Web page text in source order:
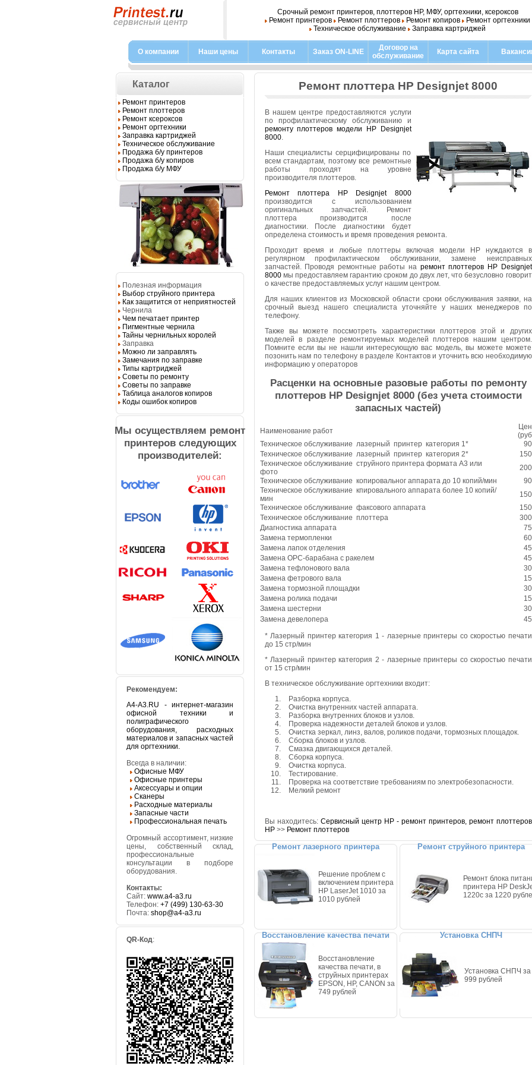
Срочный ремонт принтеров, плоттеров HP, МФУ, оргтехники, ксероксов
Ремонт принтеров
Ремонт плоттеров Ремонт копиров
Ремонт оргтехники
Техническое обслуживание
Заправка картриджей
О компании Наши цены Контакты Заказ ON-LINE
Договор на
обслуживание
Карта сайта
Каталог
Ремонт принтеров
Ремонт плоттеров
Ремонт ксероксов
Ремонт оргтехники
Заправка картриджей
Техническое обслуживание
Продажа б/у принтеров
Продажа б/у копиров
Продажа б/у МФУ
Полезная информация
Выбор струйного принтера
Как защитится от неприятностей
Чернила
Чем печатает принтер
Пигментные чернила
Тайны чернильных королей
Заправка
Можно ли заправлять
Замечания по заправке
Типы картриджей
Советы по ремонту
Советы по заправке
Таблица аналогов копиров
Коды ошибок копиров
Мы осуществляем ремонт
принтеров следующих
производителей:
Рекомендуем:
A4-A3.RU - интернет-магазин
офисной техники и
полиграфического
оборудования, расходных
материалов и запасных частей
для оргтехники.
Всегда в наличии:
Офисные МФУ
Офисные принтеры
Аксессуары и опции
Сканеры
Расходные материалы
Запасные части
Профессиональная печать
Огромный ассортимент, низкие
цены, собственный склад,
профессиональные
консультации в подборе
оборудования.
Контакты:
Сайт: www.a4-a3.ru
Телефон: +7 (499) 130-63-30
Почта: shop@a4-a3.ru
QR-Код:
Ремонт плоттера HP Designjet 8000
В нашем центре предоставляются услуги
по профилактическому обслуживанию и
ремонту плоттеров модели HP Designjet
8000.
Наши специалисты серцифицированы по
всем стандартам, поэтому все ремонтные
работы проходят на уровне
производителя плоттеров.
Ремонт плоттера HP Designjet 8000
производится с использованием
оригинальных запчастей. Ремонт
плоттера производится после
диагностики. После диагностики будет
определена стоимость и время проведения ремонта.
Проходит время и любые плоттеры включая модели HP нуждаются в
регулярном профилактическом обслуживании, замене неисправных
запчастей. Проводя ремонтные работы на ремонт плоттеров HP Designjet
8000мы предоставляем гарантию сроком до двух лет, что безусловно говорит
о качестве предоставляемых услуг нашим центром.
Для наших клиентов из Московской области сроки обслуживания заявки, на
срочный выезд нашего специалиста уточняйте у наших менеджеров по
телефону.
Также вы можете поссмотреть характеристики плоттеров этой и других
моделей в разделе ремонтируемых моделей плоттеров нашим центром.
Помните если вы не нашли интересующую вас модель, вы можете можете
позонить нам по телефону в разделе Контактов и уточнить всю необходимую
информацию у операторов
Расценки на основные разовые работы по ремонту
плоттеров HP Designjet 8000 (без учета стоимости
запасных частей)
Наименование работ
Техническое обслуживание лазерный принтер категория 1*
Техническое обслуживание лазерный принтер категория 2*
Техническое обслуживание струйного принтера формата А3 или
фото
Техническое обслуживание копировальног аппарата до 10 копий/мин
Техническое обслуживание кпировального аппарата более 10 копий/
мин
Техническое обслуживание факсового аппарата
Техническое обслуживание плоттера
Диагностика аппарата
Замена термопленки
Замена лапок отделения
Замена ОРС-барабана с ракелем
Замена тефлонового вала
Замена фетрового вала
Замена тормозной площадки
Замена ролика подачи
Замена шестерни
Замена девелопера
* Лазерный принтер категория 1 - лазерные принтеры со скоростью печати
до 15 стр/мин
* Лазерный принтер категория 2 - лазерные принтеры со скоростью печати
от 15 стр/мин
В техническое обслуживание оргтехники входит:
Разборка корпуса.
Очистка внутренних частей аппарата.
Разборка внутренних блоков и узлов.
Проверка надежности деталей блоков и узлов.
Очистка зеркал, линз, валов, роликов подачи, тормозных площадок.
Сборка блоков и узлов.
Смазка двигающихся деталей.
Сборка корпуса.
Очистка корпуса.
Тестирование.
Проверка на соответствие требованиям по электробезопасности.
Мелкий ремонт
Вы находитесь: Сервисный центр HP - ремонт принтеров, ремонт плоттеров
HP>> Ремонт плоттеров
Ремонт лазерного принтера Ремонт струйного принтера
Решение проблем с
включением принтера
HP LaserJet 1010 за
1010 рублей
Ремонт блока
принтера HP
1220c за 1220
Восстановление качества печати Установка СНПЧ
Восстановление
качества печати, в
струйных принтерах
EPSON, HP, CANON за
749 рублей
Установка СНПЧ за
999 рублей